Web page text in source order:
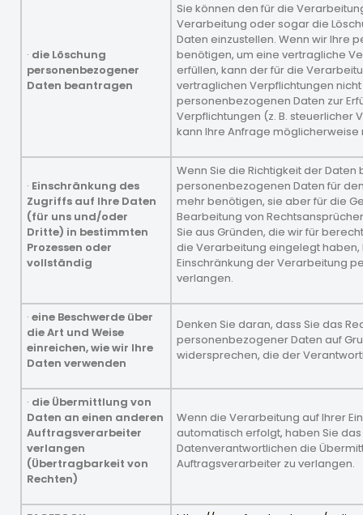
· die Löschung
personenbezogener
Daten beantragen
Sie können den für die
Verarbeitung oder sogar die
Daten einzustellen. Wenn wir Ihre
benötigen, um eine vertragliche
erfüllen, kann der für die
vertraglichen Verpflichtungen
personenbezogenen Daten zur
Verpflichtungen (z. B. steuerlicher
kann Ihre Anfrage möglicherweise
· Einschränkung des
Zugriffs auf Ihre Daten
(für uns und/oder
Dritte) in bestimmten
Prozessen oder
vollständig
Wenn Sie die Richtigkeit der
personenbezogenen Daten für
mehr benötigen, sie aber für die
Bearbeitung von
Sie aus Gründen, die wir für
die Verarbeitung eingelegt haben,
Einschränkung der Verarbeitung
verlangen.
· eine Beschwerde über
die Art und Weise
einreichen, wie wir Ihre
Daten verwenden
Denken Sie daran, dass Sie das
personenbezogener Daten auf
widersprechen, die der
· die Übermittlung von
Daten an einen anderen
Auftragsverarbeiter
verlangen
(Übertragbarkeit von
Rechten)
Wenn die Verarbeitung auf Ihrer
automatisch erfolgt, haben Sie das
Datenverantwortlichen die
Auftragsverarbeiter zu verlangen.